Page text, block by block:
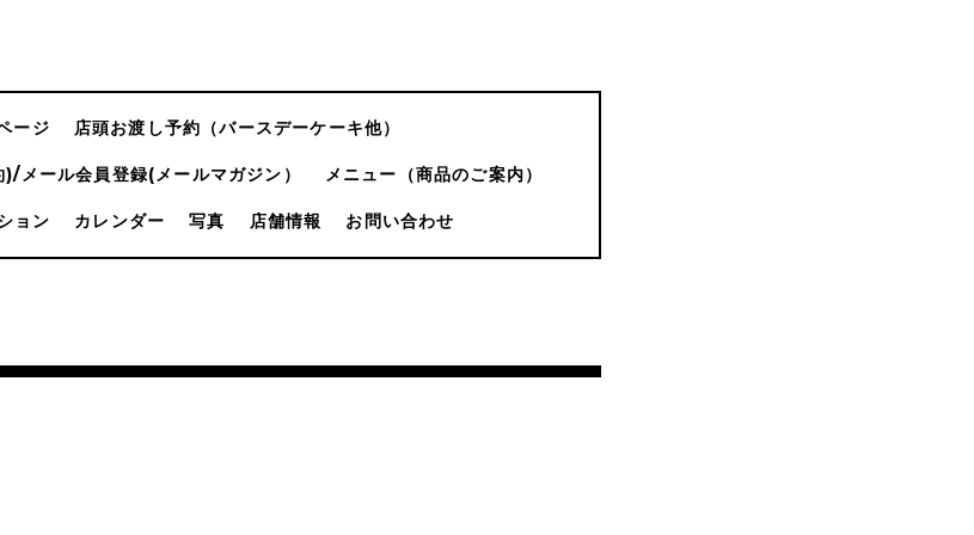
ージ 店頭お渡し予約（バースデーケーキ他）
メール会員登録(メールマガジン） メニュー（商品のご案内）
ョン カレンダー 写真 店舗情報 お問い合わせ